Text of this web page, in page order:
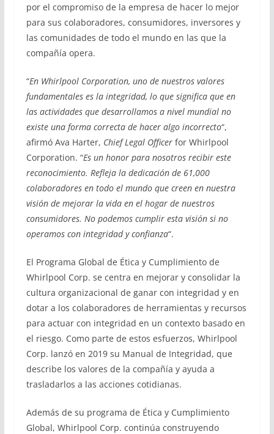
por el compromiso de la empresa de hacer lo mejor
para sus colaboradores, consumidores, inversores y
las comunidades de todo el mundo en las que la
compañía opera.
“En Whirlpool Corporation, uno de nuestros valores
fundamentales es la integridad, lo que significa que en
las actividades que desarrollamos a nivel mundial no
existe una forma correcta de hacer algo incorrecto“,
afirmó Ava Harter, Chief Legal Officerfor Whirlpool
Corporation. “Es un honor para nosotros recibir este
reconocimiento. Refleja la dedicación de 61,000
colaboradores en todo el mundo que creen en nuestra
visión de mejorar la vida en el hogar de nuestros
consumidores. No podemos cumplir esta visión si no
operamos con integridad y confianza“.
El Programa Global de Ética y Cumplimiento de
Whirlpool Corp. se centra en mejorar y consolidar la
cultura organizacional de ganar con integridad y en
dotar a los colaboradores de herramientas y recursos
para actuar con integridad en un contexto basado en
el riesgo. Como parte de estos esfuerzos, Whirlpool
Corp. lanzó en 2019 su Manual de Integridad, que
describe los valores de la compañía y ayuda a
trasladarlos a las acciones cotidianas.
Además de su programa de Ética y Cumplimiento
Global, Whirlpool Corp. continúa construyendo